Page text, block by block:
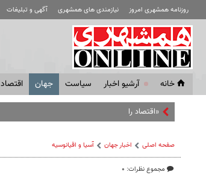
روزنامه همشهری امروز نیازمندی های همشهری آگهی و تبلیغات
خانه آرشیو اخبار سياست جهان اقتصاد
«اقتصاد را فدای انتقام نکنید»
صفحه اصلی اخبار جهان آسیا و اقیانوسیه
مجموع نظرات: ۰